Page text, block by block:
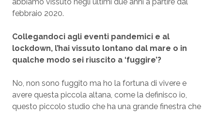
febbraio 2020.
Collegandoci agli eventi pandemici e al
lockdown, l’hai vissuto lontano dal mare o in
qualche modo sei riuscito a ‘fuggire’?
No, non sono fuggito ma ho la fortuna di vivere e
avere questa piccola altana, come la definisco io,
questo piccolo studio che ha una grande finestra che